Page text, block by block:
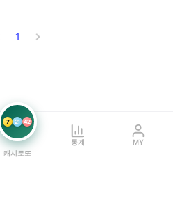
1
7 21 42
캐시로또
통계 MY